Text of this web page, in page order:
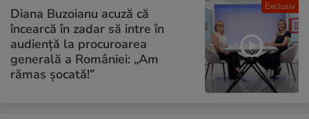
Exclusiv
Diana Buzoianu acuză că
încearcă în zadar să intre în
audiență la procuroarea
generală a României: „Am
rămas șocată!”